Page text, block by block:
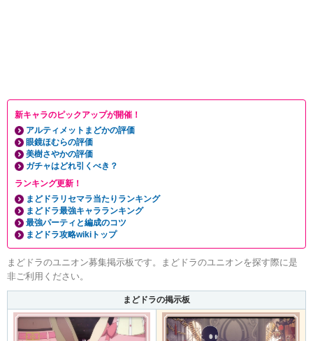
新キャラのピックアップが開催！
アルティメットまどかの評価
眼鏡ほむらの評価
美樹さやかの評価
ガチャはどれ引くべき？
ランキング更新！
まどドラリセマラ当たりランキング
まどドラ最強キャラランキング
最強パーティと編成のコツ
まどドラ攻略wikiトップ
まどドラのユニオン募集掲示板です。まどドラのユニオンを探す際に是
非ご利用ください。
まどドラの掲示板